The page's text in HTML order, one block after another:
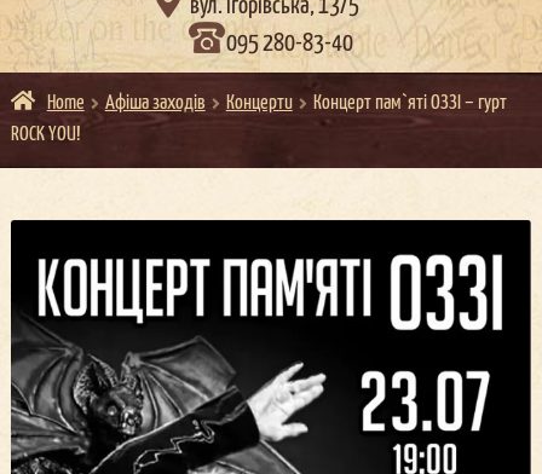
вул. Ігорівська, 13/5
095 280-83-40
Home Афіша заходів Концерти
Концерт пам`яті ОЗЗІ – гурт
ROCK YOU!